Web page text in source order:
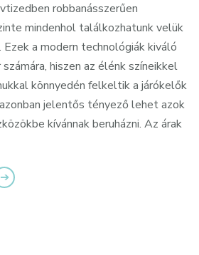
robbanásszerűen
mindenhol találkozhatunk velük
a modern technológiák kiváló
hiszen az élénk színeikkel
könnyedén felkeltik a járókelők
jelentős tényező lehet azok
kívánnak beruházni. Az árak